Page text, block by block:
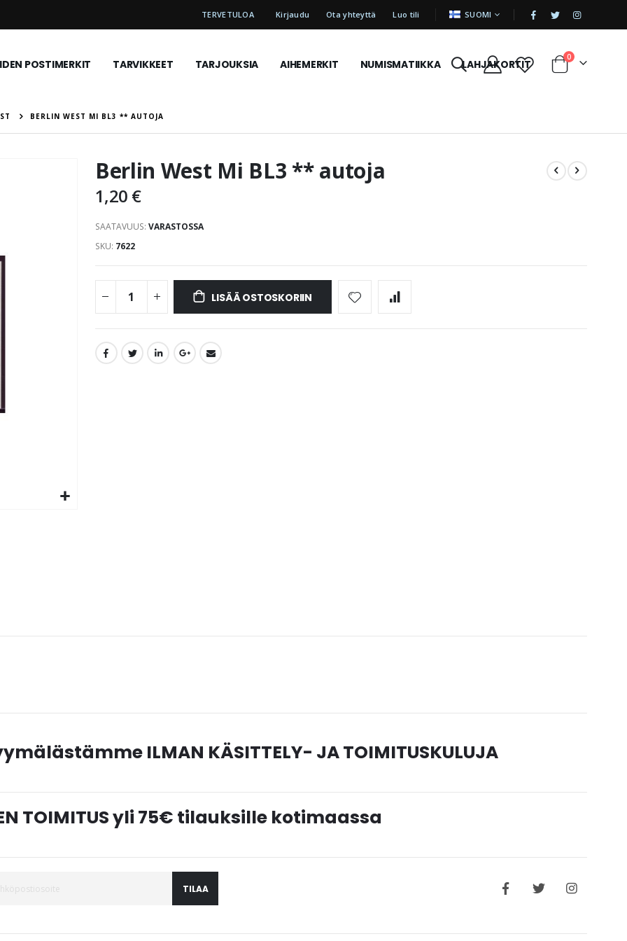
TERVETULOA Kirjaudu Ota yhteyttä Luo tili KIELI SUOMI |
POSTIMERKIT TARVIKKEET TARJOUKSIA AIHEMERKIT NUMISMATIIKKA LAHJAKORTIT Cart
0tuotetta
BERLIN WEST MI BL3 ** AUTOJA
Berlin West Mi BL3 ** autoja
1,20 €
SAATAVUUS: VARASTOSSA
SKU 7622
LISÄÄ OSTOSKORIIN
ILMAN KÄSITTELY- JA TOIMITUSKULUJA
TOIMITUS yli 75€ tilauksille kotimaassa
TILAA